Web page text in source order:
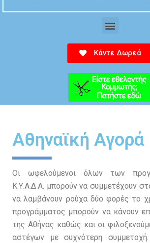
Κάντε Δωρεά
Αθηναϊκή Αγορά
Οι ωφελούμενοι όλων των
Κ.Υ.Α.Δ.Α. μπορούν να συμμετέχουν
να λαμβάνουν ρούχα δύο φορές το
προγράμματος μπορούν να κάνουν
της Αθήνας καθώς και οι
αστέγων με συχνότερη